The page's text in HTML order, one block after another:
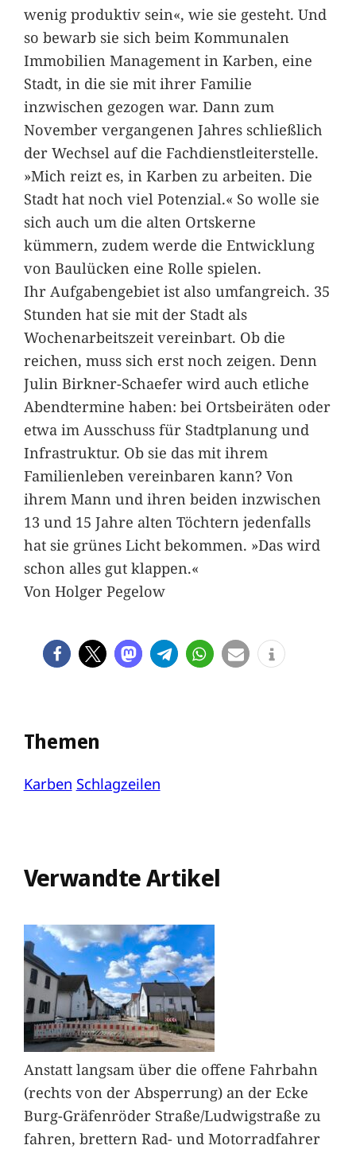
wenig produktiv sein«, wie sie gesteht. Und
so bewarb sie sich beim Kommunalen
Immobilien Management in Karben, eine
Stadt, in die sie mit ihrer Familie
inzwischen gezogen war. Dann zum
November vergangenen Jahres schließlich
der Wechsel auf die Fachdienstleiterstelle.
»Mich reizt es, in Karben zu arbeiten. Die
Stadt hat noch viel Potenzial.« So wolle sie
sich auch um die alten Ortskerne
kümmern, zudem werde die Entwicklung
von Baulücken eine Rolle spielen.
Ihr Aufgabengebiet ist also umfangreich. 35
Stunden hat sie mit der Stadt als
Wochenarbeitszeit vereinbart. Ob die
reichen, muss sich erst noch zeigen. Denn
Julin Birkner-Schaefer wird auch etliche
Abendtermine haben: bei Ortsbeiräten oder
etwa im Ausschuss für Stadtplanung und
Infrastruktur. Ob sie das mit ihrem
Familienleben vereinbaren kann? Von
ihrem Mann und ihren beiden inzwischen
13 und 15 Jahre alten Töchtern jedenfalls
hat sie grünes Licht bekommen. »Das wird
schon alles gut klappen.«
Von Holger Pegelow
Themen
Karben Schlagzeilen
Verwandte Artikel
Anstatt langsam über die offene Fahrbahn
(rechts von der Absperrung) an der Ecke
Burg-Gräfenröder Straße/Ludwigstraße zu
fahren, brettern Rad- und Motorradfahrer